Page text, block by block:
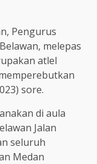
Pengurus
melepas
atlel
sore.
di aula
Jalan
seluruh
Medan